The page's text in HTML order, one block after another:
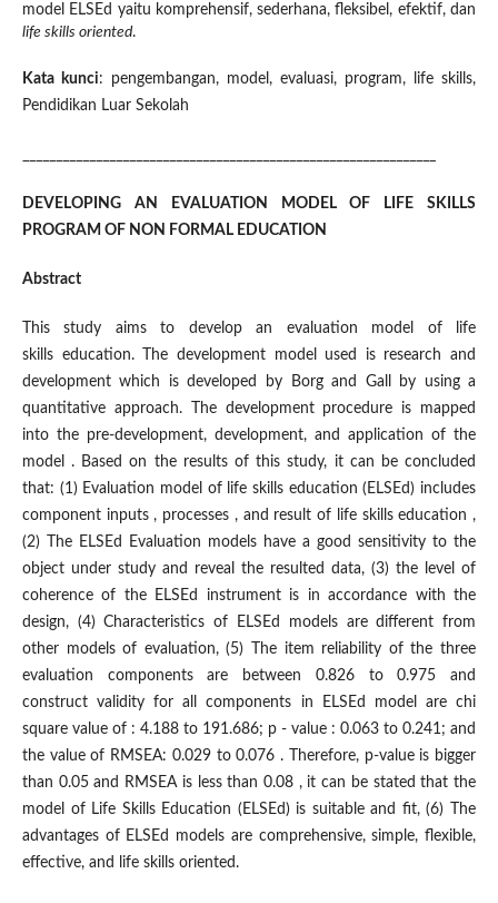
model ELSEd yaitu komprehensif, sederhana, fleksibel, efektif, dan
life skills oriented.
Kata kunci: pengembangan, model, evaluasi, program, life skills,
Pendidikan Luar Sekolah
DEVELOPING AN EVALUATION MODEL OF LIFE SKILLS
PROGRAM OF NON FORMAL EDUCATION
Abstract
This study aims to develop an evaluation model of life
skills education. The development model used is research and
development which is developed by Borg and Gall by using a
quantitative approach. The development procedure is mapped
into the pre-development, development, and application of the
model . Based on the results of this study, it can be concluded
that: (1) Evaluation model of life skills education (ELSEd) includes
component inputs , processes , and result of life skills education ,
(2) The ELSEd Evaluation models have a good sensitivity to the
object under study and reveal the resulted data, (3) the level of
coherence of the ELSEd instrument is in accordance with the
design, (4) Characteristics of ELSEd models are different from
other models of evaluation, (5) The item reliability of the three
evaluation components are between 0.826 to 0.975 and
construct validity for all components in ELSEd model are chi
square value of : 4.188 to 191.686; p - value : 0.063 to 0.241; and
the value of RMSEA: 0.029 to 0.076 . Therefore, p-value is bigger
than 0.05 and RMSEA is less than 0.08 , it can be stated that the
model of Life Skills Education (ELSEd) is suitable and fit, (6) The
advantages of ELSEd models are comprehensive, simple, flexible,
effective, and life skills oriented.